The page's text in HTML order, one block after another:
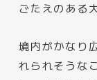
ごたえのある
境内がかなり
れられそうな